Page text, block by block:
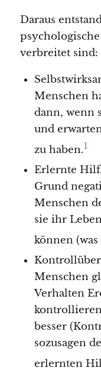
Daraus
verbreitet sind:
Menschen
dann, wenn
und
zu haben.1
Erlernte
Grund
Menschen
sie ihr
können
Menschen
Verhalten
besser
sozusagen
erlernten